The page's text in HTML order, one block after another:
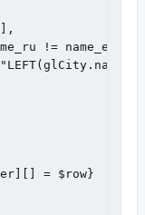
!= name_en"],
= $row}